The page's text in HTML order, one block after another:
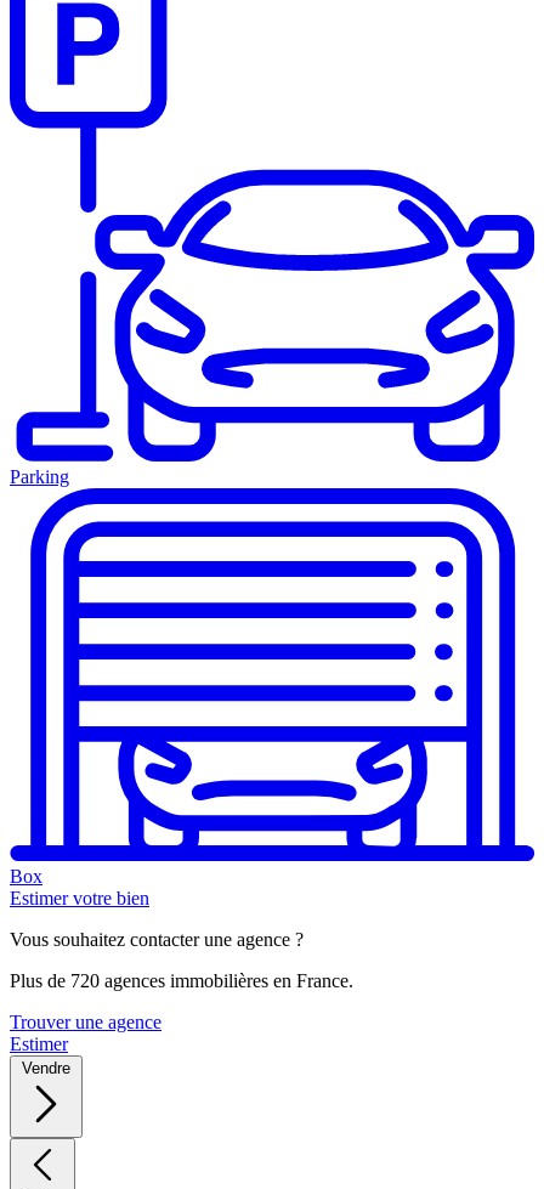
Parking
Box
Estimer votre bien
Vous souhaitez contacter une agence ?
Plus de 720 agences immobilières en France.
Trouver une agence
Estimer
Vendre